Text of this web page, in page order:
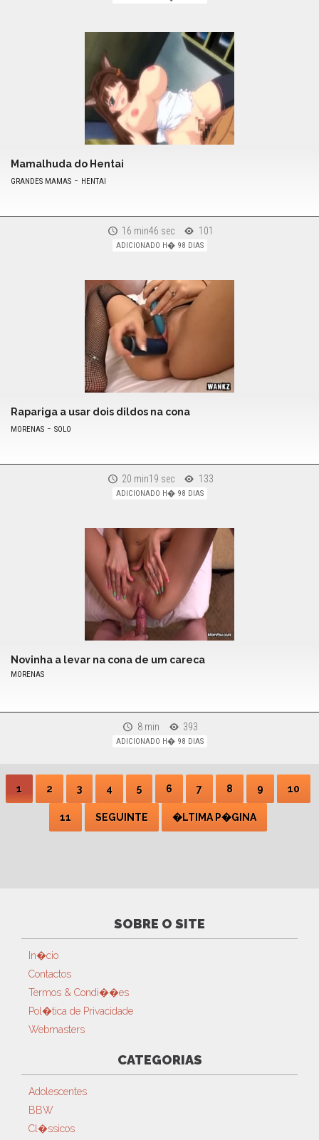
Mamalhuda do Hentai
GRANDES MAMAS - HENTAI
16 min46 sec 101
ADICIONADO H� 98 DIAS
Rapariga a usar dois dildos na cona
MORENAS - SOLO
20 min19 sec 133
ADICIONADO H� 98 DIAS
Novinha a levar na cona de um careca
MORENAS
8 min 393
ADICIONADO H� 98 DIAS
1 2 3 4 5 6 7 8 9 10
11 SEGUINTE �LTIMA P�GINA
SOBRE O SITE
In�cio
Contactos
Termos & Condi��es
Pol�tica de Privacidade
Webmasters
CATEGORIAS
Adolescentes
BBW
Cl�ssicos